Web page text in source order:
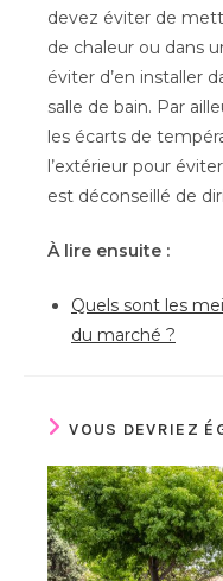
devez éviter de
de chaleur ou dans
éviter d’en installer
salle de bain. Par
les écarts de
l’extérieur pour
est déconseillé de
À lire ensuite :
Quels sont les
du marché ?
VOUS DEVRIEZ